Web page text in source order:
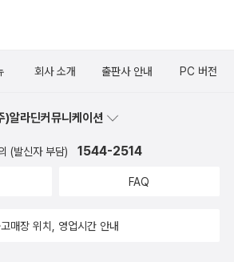
회사 소개 출판사 안내 PC 버전
)알라딘커뮤니케이션
(발신자 부담) 1544-2514
FAQ
매장 위치, 영업시간 안내